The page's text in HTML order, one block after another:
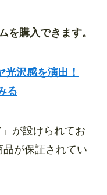
購入できます。
沢感を演出！
る
が設けられてお
品が保証されてい